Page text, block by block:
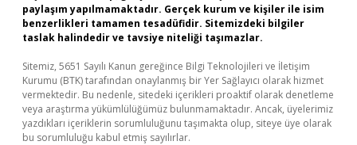
paylaşım yapılmamaktadır. Gerçek kurum ve kişiler ile isim
benzerlikleri tamamen tesadüfidir. Sitemizdeki bilgiler
taslak halindedir ve tavsiye niteliği taşımazlar.
Sitemiz, 5651 Sayılı Kanun gereğince Bilgi Teknolojileri ve İletişim
Kurumu (BTK) tarafından onaylanmış bir Yer Sağlayıcı olarak hizmet
vermektedir. Bu nedenle, sitedeki içerikleri proaktif olarak denetleme
veya araştırma yükümlülüğümüz bulunmamaktadır. Ancak, üyelerimiz
yazdıkları içeriklerin sorumluluğunu taşımakta olup, siteye üye olarak
bu sorumluluğu kabul etmiş sayılırlar.